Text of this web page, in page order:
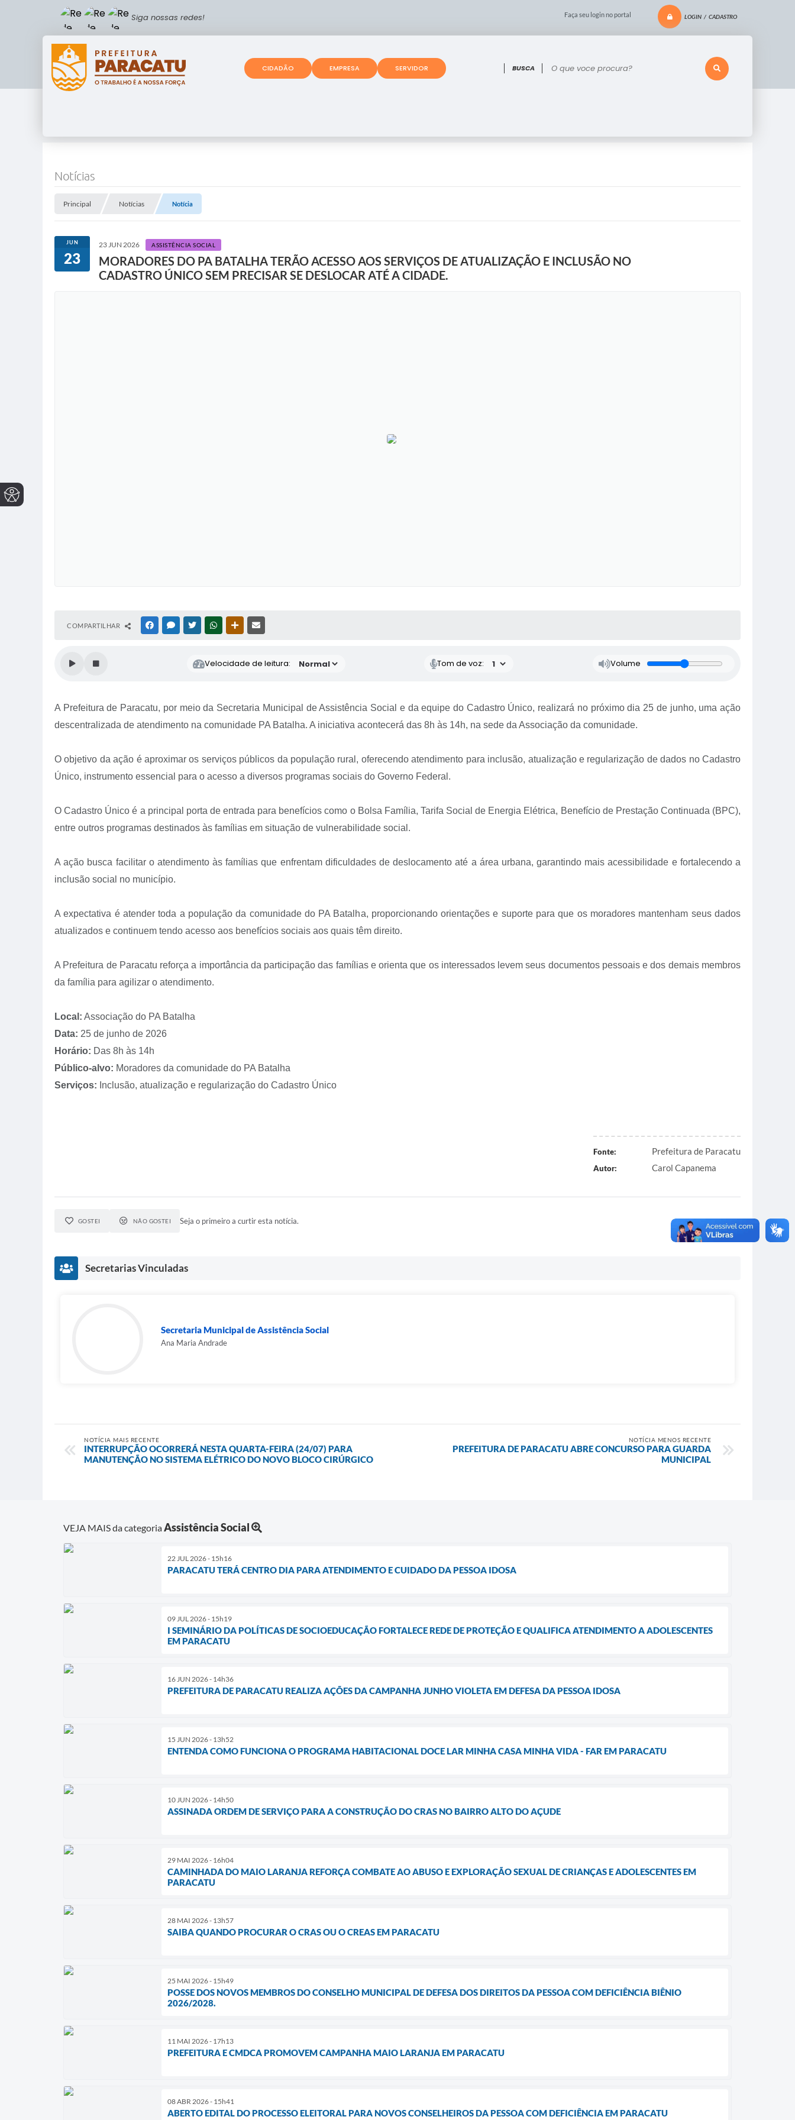
Faça seu login no portal LOGIN / CADASTRO
O que voce procura?
Siga nossas redes!
CIDADÃO EMPRESA SERVIDOR
Notícias
Principal Notícias Notícia
JUN
23
23 JUN 2026 ASSISTÊNCIA SOCIAL
MORADORES DO PA BATALHA TERÃO ACESSO AOS SERVIÇOS DE ATUALIZAÇÃO E INCLUSÃO NO
CADASTRO ÚNICO SEM PRECISAR SE DESLOCAR ATÉ A CIDADE.
COMPARTILHAR FACEBOOKMESSENGER
TWITTERWHATSAPPOUTRAS MÍDIAS
Velocidade de leitura: Tom de voz: Volume
A Prefeitura de Paracatu, por meio da Secretaria Municipal de Assistência Social e da equipe do Cadastro Único, realizará no próximo dia 25 de junho, uma ação
descentralizada de atendimento na comunidade PA Batalha. A iniciativa acontecerá das 8h às 14h, na sede da Associação da comunidade.
O objetivo da ação é aproximar os serviços públicos da população rural, oferecendo atendimento para inclusão, atualização e regularização de dados no Cadastro
Único, instrumento essencial para o acesso a diversos programas sociais do Governo Federal.
O Cadastro Único é a principal porta de entrada para benefícios como o Bolsa Família, Tarifa Social de Energia Elétrica, Benefício de Prestação Continuada (BPC),
entre outros programas destinados às famílias em situação de vulnerabilidade social.
A ação busca facilitar o atendimento às famílias que enfrentam dificuldades de deslocamento até a área urbana, garantindo mais acessibilidade e fortalecendo a
inclusão social no município.
A expectativa é atender toda a população da comunidade do PA Batalha, proporcionando orientações e suporte para que os moradores mantenham seus dados
atualizados e continuem tendo acesso aos benefícios sociais aos quais têm direito.
A Prefeitura de Paracatu reforça a importância da participação das famílias e orienta que os interessados levem seus documentos pessoais e dos demais membros
da família para agilizar o atendimento.
Local: Associação do PA Batalha
Data: 25 de junho de 2026
Horário: Das 8h às 14h
Público-alvo: Moradores da comunidade do PA Batalha
Serviços: Inclusão, atualização e regularização do Cadastro Único
Fonte: Prefeitura de Paracatu
Autor: Carol Capanema
GOSTEI NÃO GOSTEI Seja o primeiro a curtir esta notícia.
Secretarias Vinculadas
Secretaria Municipal de Assistência Social
Ana Maria Andrade
NOTÍCIA MAIS RECENTE
INTERRUPÇÃO OCORRERÁ NESTA QUARTA-FEIRA (24/07) PARA
MANUTENÇÃO NO SISTEMA ELÉTRICO DO NOVO BLOCO CIRÚRGICO
NOTÍCIA MENOS RECENTE
PREFEITURA DE PARACATU ABRE CONCURSO PARA GUARDA
MUNICIPAL
VEJA MAIS da categoriaAssistência Social
22 JUL 2026 - 15h16
PARACATU TERÁ CENTRO DIA PARA ATENDIMENTO E CUIDADO DA PESSOA IDOSA
09 JUL 2026 - 15h19
I SEMINÁRIO DA POLÍTICAS DE SOCIOEDUCAÇÃO FORTALECE REDE DE PROTEÇÃO E QUALIFICA ATENDIMENTO A ADOLESCENTES
EM PARACATU
16 JUN 2026 - 14h36
PREFEITURA DE PARACATU REALIZA AÇÕES DA CAMPANHA JUNHO VIOLETA EM DEFESA DA PESSOA IDOSA
15 JUN 2026 - 13h52
ENTENDA COMO FUNCIONA O PROGRAMA HABITACIONAL DOCE LAR MINHA CASA MINHA VIDA - FAR EM PARACATU
10 JUN 2026 - 14h50
ASSINADA ORDEM DE SERVIÇO PARA A CONSTRUÇÃO DO CRAS NO BAIRRO ALTO DO AÇUDE
29 MAI 2026 - 16h04
CAMINHADA DO MAIO LARANJA REFORÇA COMBATE AO ABUSO E EXPLORAÇÃO SEXUAL DE CRIANÇAS E ADOLESCENTES EM
PARACATU
28 MAI 2026 - 13h57
SAIBA QUANDO PROCURAR O CRAS OU O CREAS EM PARACATU
25 MAI 2026 - 15h49
POSSE DOS NOVOS MEMBROS DO CONSELHO MUNICIPAL DE DEFESA DOS DIREITOS DA PESSOA COM DEFICIÊNCIA BIÊNIO
2026/2028.
11 MAI 2026 - 17h13
PREFEITURA E CMDCA PROMOVEM CAMPANHA MAIO LARANJA EM PARACATU
08 ABR 2026 - 15h41
ABERTO EDITAL DO PROCESSO ELEITORAL PARA NOVOS CONSELHEIROS DA PESSOA COM DEFICIÊNCIA EM PARACATU